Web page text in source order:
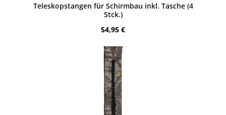
Teleskopstangen für Schirmbau inkl. Tasche (4
Stck.)
Regulärer Preis:
54,95 €